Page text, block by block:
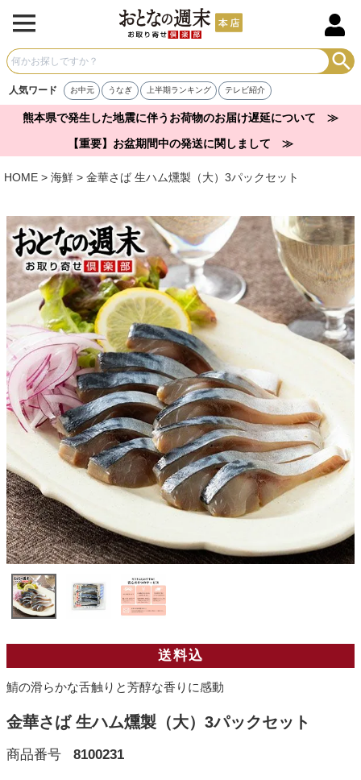
人気ワード お中元 うなぎ 上半期ランキング テレビ紹介
熊本県で発生した地震に伴うお荷物のお届け遅延について ≫
【重要】お盆期間中の発送に関しまして ≫
HOME 海鮮 金華さば 生ハム燻製（大）3パックセット
送料込
鯖の滑らかな舌触りと芳醇な香りに感動
金華さば 生ハム燻製（大）3パックセット
商品番号 8100231